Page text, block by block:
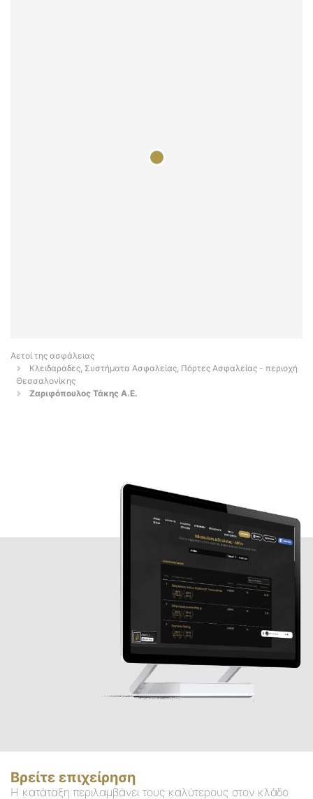
Αετοί της ασφάλειας
Κλειδαράδες, Συστήματα Ασφαλείας, Πόρτες Ασφαλείας - περιοχή
Θεσσαλονίκης
Ζαριφόπουλος Τάκης Α.Ε.
Βρείτε επιχείρηση
Η κατάταξη περιλαμβάνει τους καλύτερους στον κλάδο